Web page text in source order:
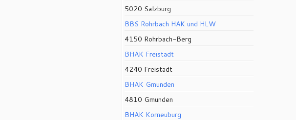
5020 Salzburg
BBS Rohrbach HAK und HLW
4150 Rohrbach-Berg
BHAK Freistadt
4240 Freistadt
BHAK Gmunden
4810 Gmunden
BHAK Korneuburg